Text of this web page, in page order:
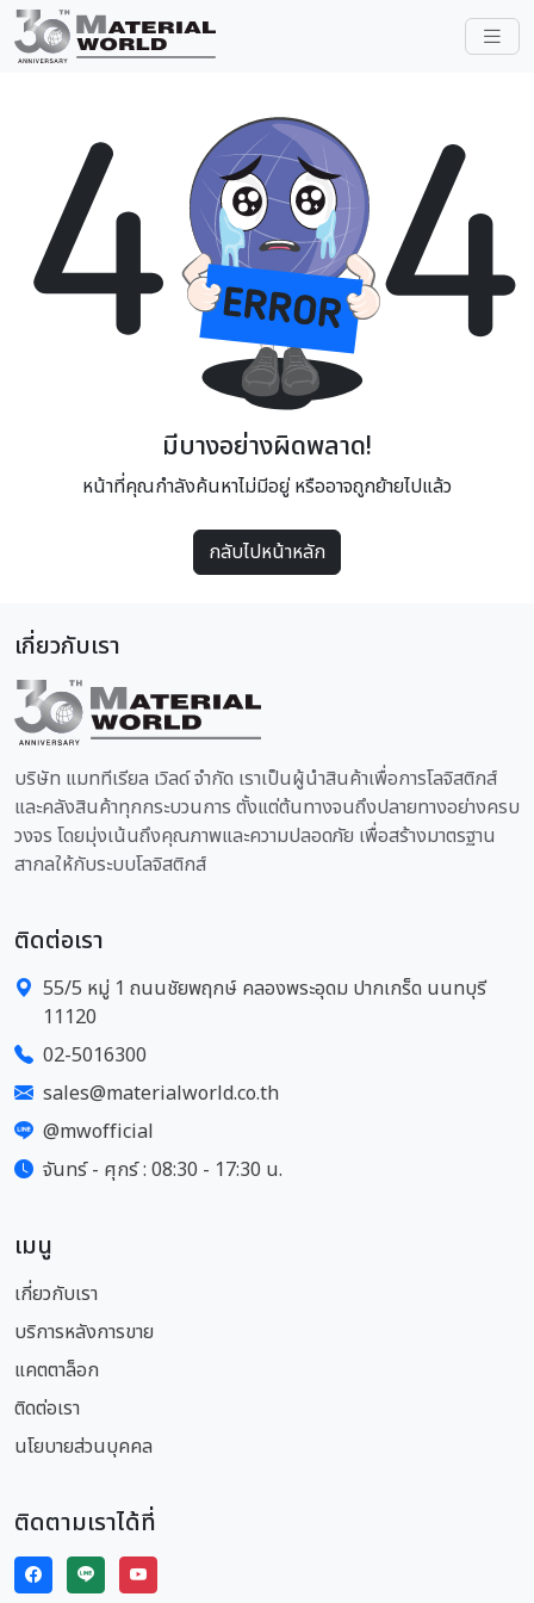
มีบางอย่างผิดพลาด!
หน้าที่คุณกำลังค้นหาไม่มีอยู่ หรืออาจถูกย้ายไปแล้ว
กลับไปหน้าหลัก
เกี่ยวกับเรา
บริษัท แมททีเรียล เวิลด์ จำกัด เราเป็นผู้นำสินค้าเพื่อการโลจิสติกส์
และคลังสินค้าทุกกระบวนการ ตั้งแต่ต้นทางจนถึงปลายทางอย่างครบ
วงจร โดยมุ่งเน้นถึงคุณภาพและความปลอดภัย เพื่อสร้างมาตรฐาน
สากลให้กับระบบโลจิสติกส์
ติดต่อเรา
55/5 หมู่ 1 ถนนชัยพฤกษ์ คลองพระอุดม ปากเกร็ด นนทบุรี
11120
02-5016300
sales@materialworld.co.th
@mwofficial
จันทร์ - ศุกร์ : 08:30 - 17:30 น.
เมนู
เกี่ยวกับเรา
บริการหลังการขาย
แคตตาล็อก
ติดต่อเรา
นโยบายส่วนบุคคล
ติดตามเราได้ที่